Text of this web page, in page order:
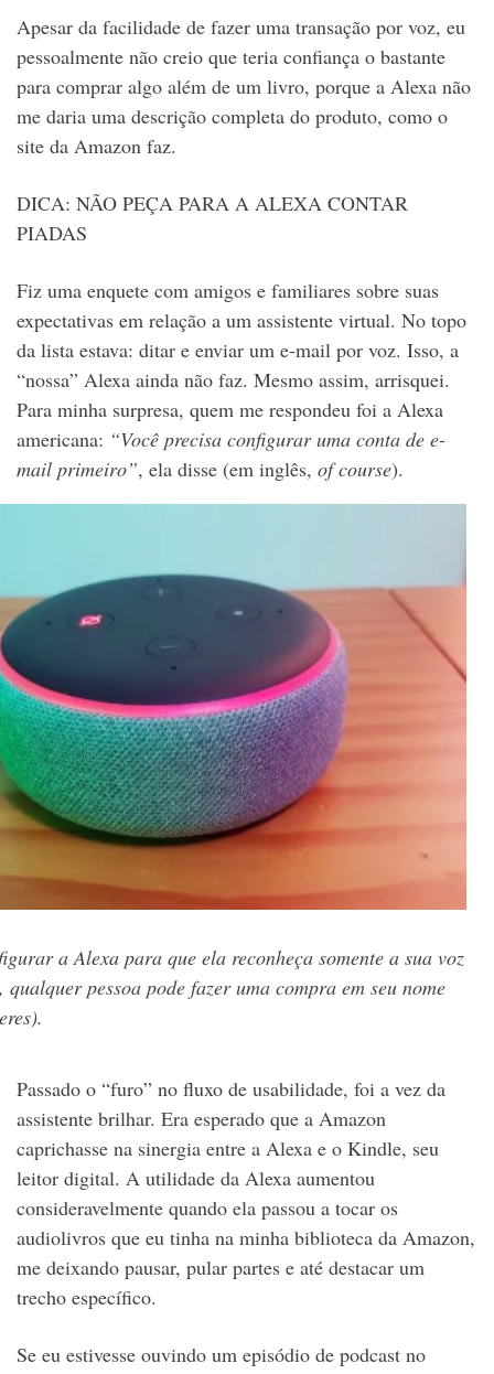
Apesar da facilidade de fazer uma transação por voz, eu
pessoalmente não creio que teria confiança o bastante
para comprar algo além de um livro, porque a Alexa não
me daria uma descrição completa do produto, como o
site da Amazon faz.
DICA: NÃO PEÇA PARA A ALEXA CONTAR
PIADAS
Fiz uma enquete com amigos e familiares sobre suas
expectativas em relação a um assistente virtual. No topo
da lista estava: ditar e enviar um e-mail por voz. Isso, a
“nossa” Alexa ainda não faz. Mesmo assim, arrisquei.
Para minha surpresa, quem me respondeu foi a Alexa
americana: “Você precisa configurar uma conta de e-
mail primeiro”, ela disse (em inglês, of course).
a Alexa para que ela reconheça somente a sua voz
pessoa pode fazer uma compra em seu nome
Passado o “furo” no fluxo de usabilidade, foi a vez da
assistente brilhar. Era esperado que a Amazon
caprichasse na sinergia entre a Alexa e o Kindle, seu
leitor digital. A utilidade da Alexa aumentou
consideravelmente quando ela passou a tocar os
audiolivros que eu tinha na minha biblioteca da Amazon,
me deixando pausar, pular partes e até destacar um
trecho específico.
Se eu estivesse ouvindo um episódio de podcast no